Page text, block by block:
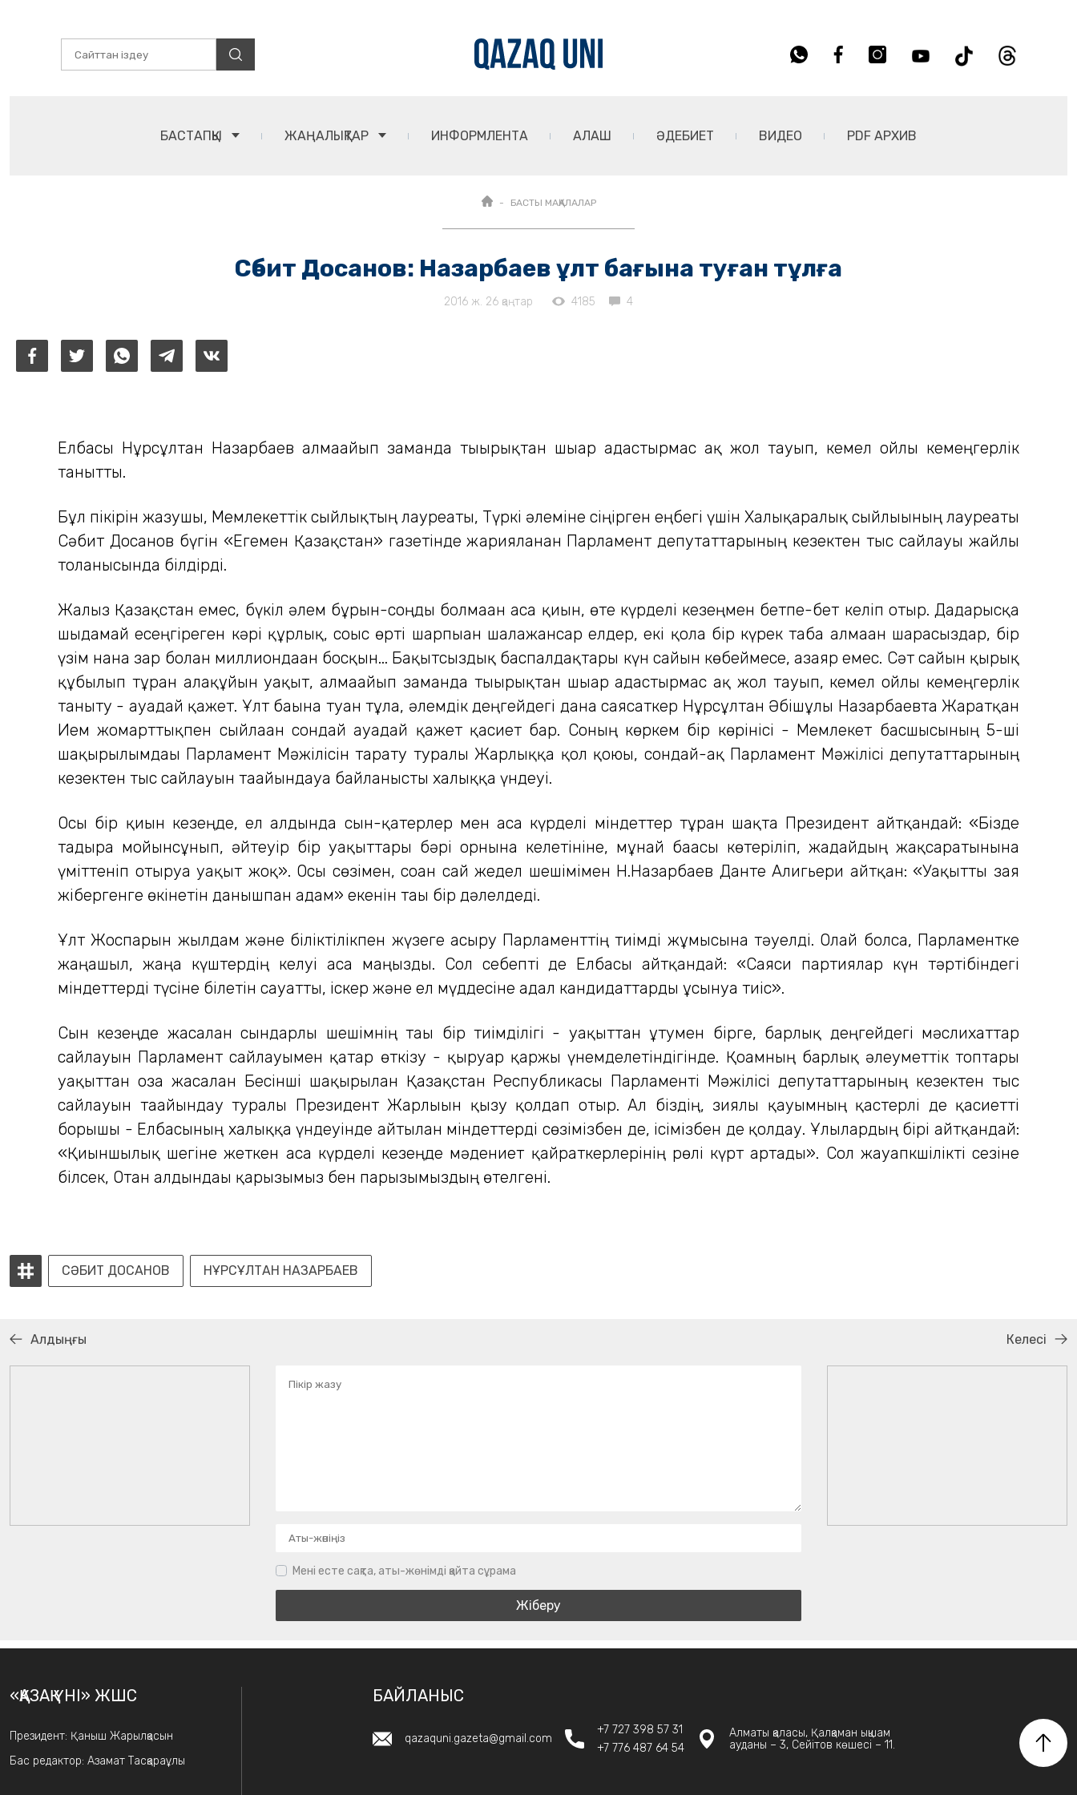
БАСТАПҚЫ ЖАҢАЛЫҚТАР ИНФОРМЛЕНТА АЛАШ ӘДЕБИЕТ ВИДЕО PDF АРХИВ
БАСТЫ МАҚАЛАЛАР
Сәбит Досанов: Назарбаев ұлт бағына туған тұлға
2016 ж. 26 қаңтар 4185 4
Елбасы Нұрсұлтан Назарбаев алмағайып заманда тығырықтан шығар адастырмас ақ жол тауып, кемел ойлы кемеңгерлік
танытты.
Бұл пікірін жазушы, Мемлекеттік сыйлықтың лауреаты, Түркі әлеміне сіңірген еңбегі үшін Халықаралық сыйлығының лауреаты
Сәбит Досанов бүгін «Егемен Қазақстан» газетінде жарияланған Парламент депутаттарының кезектен тыс сайлауы жайлы
толғанысында білдірді.
Жалғыз Қазақстан емес, бүкіл әлем бұрын-соңды болмаған аса қиын, өте күрделі кезеңмен бетпе-бет келіп отыр. Дағдарысқа
шыдамай есеңгіреген кәрі құрлық, соғыс өрті шарпыған шалажансар елдер, екі қолға бір күрек таба алмаған шарасыздар, бір
үзім нанға зар болған миллиондаған босқын... Бақытсыздық баспалдақтары күн сайын көбеймесе, азаяр емес. Сәт сайын қырық
құбылып тұрған алақұйын уақыт, алмағайып заманда тығырықтан шығар адастырмас ақ жол тауып, кемел ойлы кемеңгерлік
таныту - ауадай қажет. Ұлт бағына туған тұлға, әлемдік деңгейдегі дана саясаткер Нұрсұлтан Әбішұлы Назарбаевта Жаратқан
Ием жомарттықпен сыйлаған сондай ауадай қажет қасиет бар. Соның көркем бір көрінісі - Мемлекет басшысының 5-ші
шақырылымдағы Парламент Мәжілісін тарату туралы Жарлыққа қол қоюы, сондай-ақ Парламент Мәжілісі депутаттарының
кезектен тыс сайлауын тағайындауға байланысты халыққа үндеуі.
Осы бір қиын кезеңде, ел алдында сын-қатер­лер мен аса күрделі міндеттер тұрған шақта Президент айтқандай: «Бізде
тағдырға мойынсұнып, әйтеуір бір уақыттары бәрі орнына келетініне, мұнай бағасы көтеріліп, жағдайдың жақсаратынына
үміттеніп отыруға уақыт жоқ». Осы сөзімен, соған сай жедел шешімімен Н.Назарбаев Данте Алигьери айтқан: «Уақытты зая
жібергенге өкінетін данышпан адам» екенін тағы бір дәлелдеді.
Ұлт Жоспарын жылдам және біліктілікпен жүзеге асыру Пар­ламенттің тиімді жұмысына тәуелді. Олай болса, Пар­ламентке
жаңа­шыл, жаңа күштердің келуі аса маңызды. Сол се­беп­ті де Елбасы айтқандай: «Сая­си партиялар күн тәрті­бін­дегі
міндеттерді түсіне білетін сауатты, іскер және ел мүд­десіне адал кандидаттарды ұсынуға тиіс».
Сын кезеңде жасалған сындарлы шешімнің тағы бір тиімділігі - уақыттан ұтумен бірге, барлық деңгейдегі мәслихаттар
сайлауын Парламент сайлауымен қатар өткізу - қыруар қаржы үнемде­летіндігінде. Қоғамның барлық әлеуметтік топтары
уақыттан оза жасалған Бесінші шақырылған Қазақстан Республикасы Парламенті Мәжілісі депутаттарының кезектен тыс
сайлауын тағайындау туралы Президент Жарлығын қызу қолдап отыр. Ал біздің, зия­лы қауымның қастерлі де қасиетті
борышы - Елбасының халыққа үндеуінде айтылған міндеттерді сөзімізбен де, ісімізбен де қолдау. Ұлылардың бірі айтқандай:
«Қиыншылық шегіне жеткен аса күрделі кезеңде мәдениет қайраткерлерінің рөлі күрт артады». Сол жауап­к­шілікті сезіне
білсек, Отан алдындағы қарызымыз бен парызымыздың өтелгені.
СӘБИТ ДОСАНОВ НҰРСҰЛТАН НАЗАРБАЕВ
Алдыңғы Келесі
Мені есте сақта, аты-жөнімді қайта сұрама
«ҚАЗАҚ ҮНІ» ЖШС
Президент: Қаныш Жарылқасын
Бас редактор: Азамат Тасқараұлы
БАЙЛАНЫС
qazaquni.gazeta@gmail.com
+7 727 398 57 31
+7 776 487 64 54
Алматы қаласы, Қалқаман ықшам
ауданы – 3, Сейітов көшесі – 11.